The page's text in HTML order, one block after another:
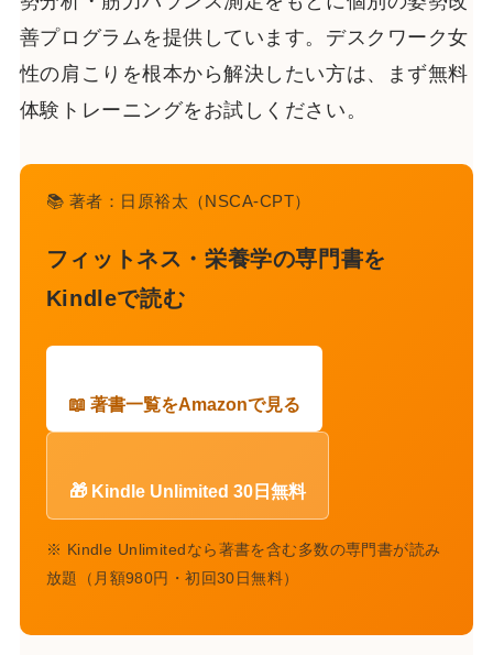
善プログラムを提供しています。デスクワーク女
性の肩こりを根本から解決したい方は、まず無料
体験トレーニングをお試しください。
📚 著者：日原裕太（NSCA-CPT）
フィットネス・栄養学の専門書を
Kindleで読む
📖 著書一覧をAmazonで見る
🎁 Kindle Unlimited 30日無料
※ Kindle Unlimitedなら著書を含む多数の専門書が読み
放題（月額980円・初回30日無料）